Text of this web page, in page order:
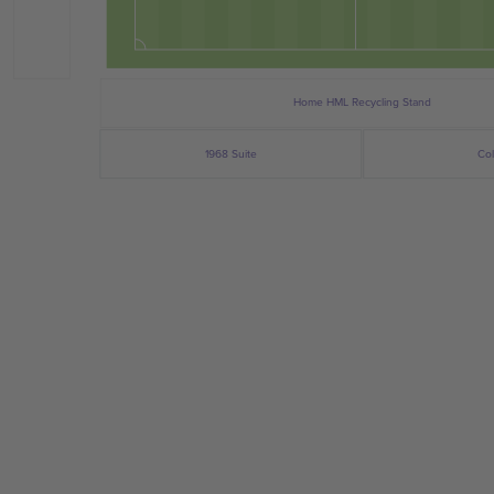
Home HML Recycling Stand
1968 Suite